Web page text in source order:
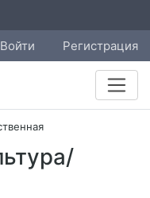
Войти Регистрация